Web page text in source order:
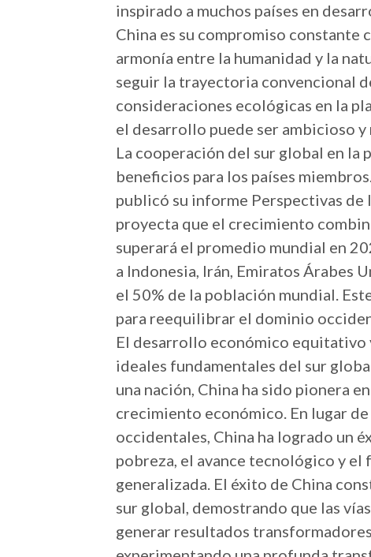
inspirado a muchos países en
China es su compromiso
armonía entre la humanidad y la
seguir la trayectoria convencional
consideraciones ecológicas en la
el desarrollo puede ser ambicioso
La cooperación del sur global en la
beneficios para los países
publicó su informe Perspectivas de
proyecta que el crecimiento
superará el promedio mundial en
a Indonesia, Irán, Emiratos Árabes
el 50% de la población mundial.
para reequilibrar el dominio
El desarrollo económico equitativo
ideales fundamentales del sur
una nación, China ha sido pionera
crecimiento económico. En lugar
occidentales, China ha logrado un
pobreza, el avance tecnológico y
generalizada. El éxito de China
sur global, demostrando que las
generar resultados